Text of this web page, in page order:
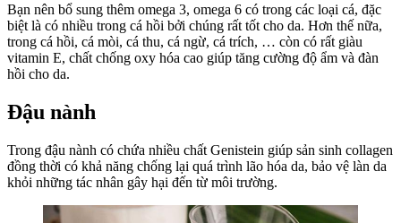
Bạn nên bổ sung thêm omega 3, omega 6 có trong các loại cá, đặc
biệt là có nhiều trong cá hồi bởi chúng rất tốt cho da. Hơn thế nữa,
trong cá hồi, cá mòi, cá thu, cá ngừ, cá trích, … còn có rất giàu
vitamin E, chất chống oxy hóa cao giúp tăng cường độ ẩm và đàn
hồi cho da.
Đậu nành
Trong đậu nành có chứa nhiều chất Genistein giúp sản sinh collagen
đồng thời có khả năng chống lại quá trình lão hóa da, bảo vệ làn da
khỏi những tác nhân gây hại đến từ môi trường.